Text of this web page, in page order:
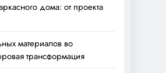
дома: от проекта
материалов во
трансформация